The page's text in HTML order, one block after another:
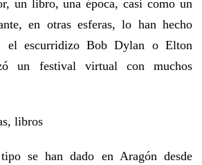
un libro, una época, casi como un
en otras esferas, lo han hecho
el escurridizo Bob Dylan o Elton
un festival virtual con muchos
libros
se han dado en Aragón desde